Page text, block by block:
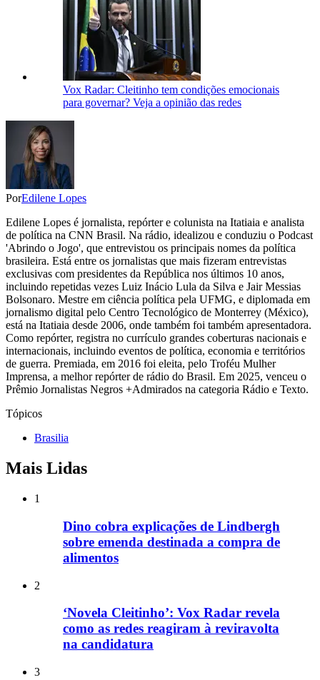
Vox Radar: Cleitinho tem condições emocionais
para governar? Veja a opinião das redes
PorEdilene Lopes
Edilene Lopes é jornalista, repórter e colunista na Itatiaia e analista
de política na CNN Brasil. Na rádio, idealizou e conduziu o Podcast
'Abrindo o Jogo', que entrevistou os principais nomes da política
brasileira. Está entre os jornalistas que mais fizeram entrevistas
exclusivas com presidentes da República nos últimos 10 anos,
incluindo repetidas vezes Luiz Inácio Lula da Silva e Jair Messias
Bolsonaro. Mestre em ciência política pela UFMG, e diplomada em
jornalismo digital pelo Centro Tecnológico de Monterrey (México),
está na Itatiaia desde 2006, onde também foi também apresentadora.
Como repórter, registra no currículo grandes coberturas nacionais e
internacionais, incluindo eventos de política, economia e territórios
de guerra. Premiada, em 2016 foi eleita, pelo Troféu Mulher
Imprensa, a melhor repórter de rádio do Brasil. Em 2025, venceu o
Prêmio Jornalistas Negros +Admirados na categoria Rádio e Texto.
Tópicos
Brasilia
Mais Lidas
1
Dino cobra explicações de Lindbergh
sobre emenda destinada a compra de
alimentos
2
‘Novela Cleitinho’: Vox Radar revela
como as redes reagiram à reviravolta
na candidatura
3